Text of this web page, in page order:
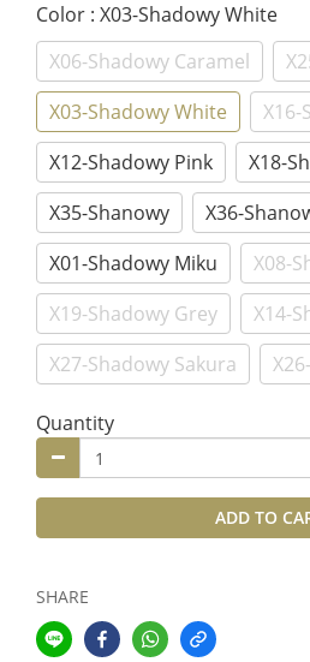
Color : X03-Shadowy White
X06-Shadowy Caramel
X03-Shadowy White
X16-
X12-Shadowy Pink
X18-
X35-Shanowy
X36-
X01-Shadowy Miku
X08-
X19-Shadowy Grey
X14-
X27-Shadowy Sakura
Quantity
ADD TO
SHARE